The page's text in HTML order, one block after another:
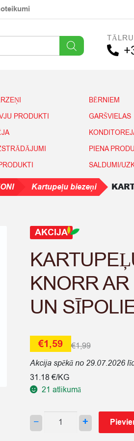
BĒRNIEM
PRODUKTI
GARŠVIELAS
PIENA
SALDUMI/
Kartupeļu biezeņi
AKCIJA
KNORR
UN
€1,99
€1,59
Akcija spēkā no 29.07.2026
31.18 €/KG
21 atlikumā
−
KARTUPEĻU
BIEZENIS
+